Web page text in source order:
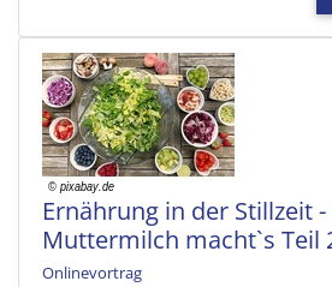
Ernährung in der Stillzeit
Muttermilch macht`s Teil
Onlinevortrag